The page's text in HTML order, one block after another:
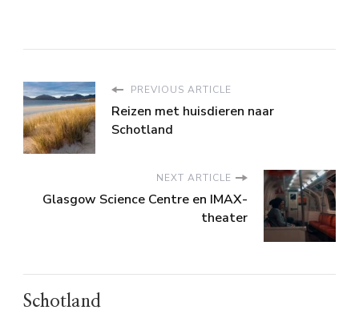
PREVIOUS ARTICLE
Reizen met huisdieren naar
Schotland
NEXT ARTICLE
Glasgow Science Centre en IMAX-
theater
Schotland